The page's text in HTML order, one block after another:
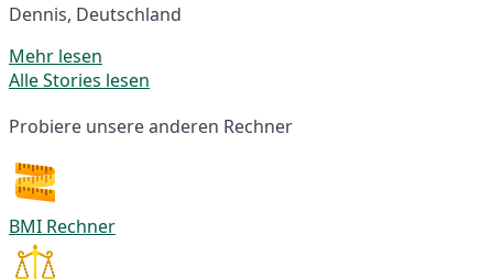
Dennis, Deutschland
Mehr lesen
Alle Stories lesen
Probiere unsere anderen Rechner
BMI Rechner